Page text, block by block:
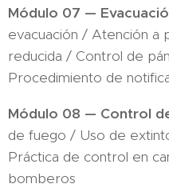
Módulo 07 —
evacuación / Atención a
reducida / Control de
Procedimiento de
Módulo 08 — Control
de fuego / Uso de
Práctica de control en
bomberos